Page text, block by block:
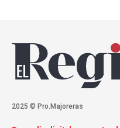
2025 © Pro.Majoreras